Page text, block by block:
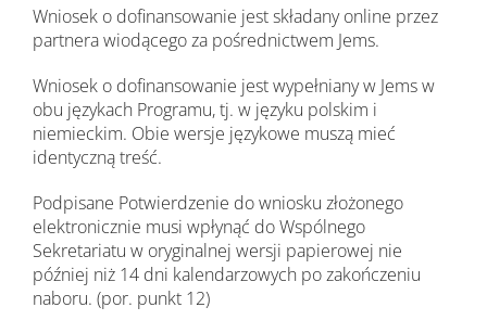
Wniosek o dofinansowanie jest składany online przez
partnera wiodącego za pośrednictwem Jems.
Wniosek o dofinansowanie jest wypełniany w Jems w
obu językach Programu, tj. w języku polskim i
niemieckim. Obie wersje językowe muszą mieć
identyczną treść.
Podpisane Potwierdzenie do wniosku złożonego
elektronicznie musi wpłynąć do Wspólnego
Sekretariatu w oryginalnej wersji papierowej nie
później niż 14 dni kalendarzowych po zakończeniu
naboru. (por. punkt 12)